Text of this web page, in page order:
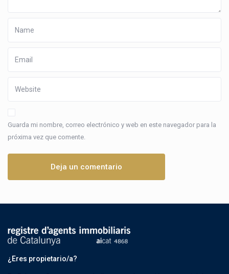
Guarda mi nombre, correo electrónico y web en este navegador para la
próxima vez que comente.
¿Eres propietario/a?